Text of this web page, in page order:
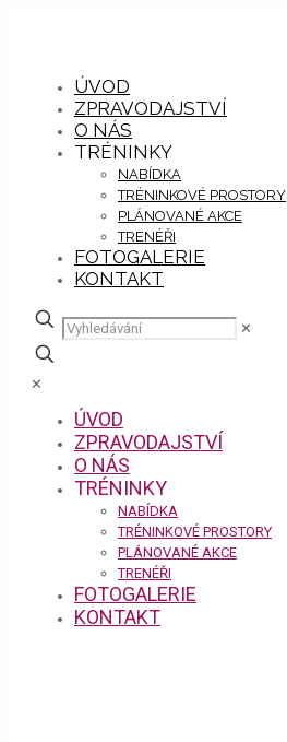
ÚVOD
ZPRAVODAJSTVÍ
O NÁS
TRÉNINKY
NABÍDKA
TRÉNINKOVÉ PROSTORY
PLÁNOVANÉ AKCE
TRENÉŘI
FOTOGALERIE
KONTAKT
✕
✕
ÚVOD
ZPRAVODAJSTVÍ
O NÁS
TRÉNINKY
NABÍDKA
TRÉNINKOVÉ PROSTORY
PLÁNOVANÉ AKCE
TRENÉŘI
FOTOGALERIE
KONTAKT